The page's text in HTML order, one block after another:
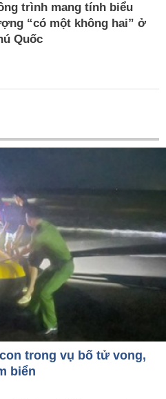
trình mang tính biểu
“có một không hai” ở
Quốc
trong vụ bố tử vong,
biển